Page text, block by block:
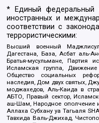
* Единый федеральный
иностранных и
соответствии с
террористическими:
Высший военный
Дагестана, База, Асбат аль-
Братья-мусульмане, Партия
Исламская группа,
Общество социальных
наследия, Дом двух святых,
моджахедов, Аль-Каида в
АБТО, Правый сектор,
аш-Шам, Народное ополчение
Аллаха Субхану уа Тагьаля
Тавхида Валь-Джихад,